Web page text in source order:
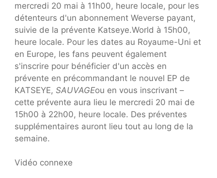
mercredi 20 mai à 11h00, heure locale, pour les
détenteurs d'un abonnement Weverse payant,
suivie de la prévente Katseye.World à 15h00,
heure locale. Pour les dates au Royaume-Uni et
en Europe, les fans peuvent également
s'inscrire pour bénéficier d'un accès en
prévente en précommandant le nouvel EP de
KATSEYE, SAUVAGEou en vous inscrivant –
cette prévente aura lieu le mercredi 20 mai de
15h00 à 22h00, heure locale. Des préventes
supplémentaires auront lieu tout au long de la
semaine.
Vidéo connexe